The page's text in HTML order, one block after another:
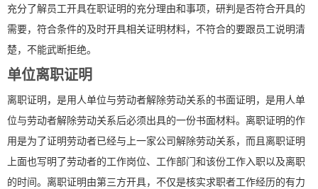
充分了解员工开具在职证明的充分理由和事项，研判是否符合开具的
需要，符合条件的及时开具相关证明材料，不符合的要跟员工说明清
楚，不能武断拒绝。
单位离职证明
离职证明，是用人单位与劳动者解除劳动关系的书面证明，是用人单
位与劳动者解除劳动关系后必须出具的一份书面材料。离职证明的作
用是为了证明劳动者已经与上一家公司解除劳动关系，而且离职证明
上面也写明了劳动者的工作岗位、工作部门和该份工作入职以及离职
的时间。离职证明由第三方开具，不仅是核实求职者工作经历的有力